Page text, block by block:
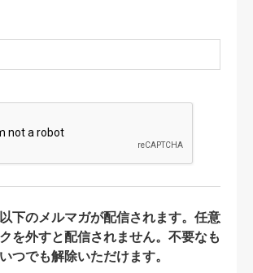
下のメルマガが配信されます。任意
を外すと配信されません。不要なも
つでも解除いただけます。